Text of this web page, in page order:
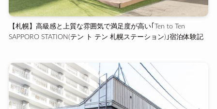
【札幌】高級感と上質な雰囲気で満足度が高い｢Ten to Ten
SAPPORO STATION(テン ト テン 札幌ステーション)｣宿泊体験記